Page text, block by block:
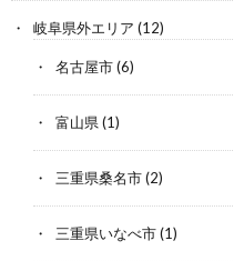
岐阜県外エリア (12)
名古屋市(6)
富山県(1)
三重県桑名市(2)
三重県いなべ市(1)